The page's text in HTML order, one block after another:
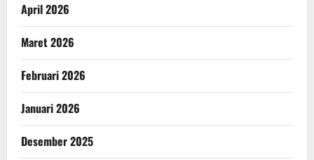
April 2026
Maret 2026
Februari 2026
Januari 2026
Desember 2025